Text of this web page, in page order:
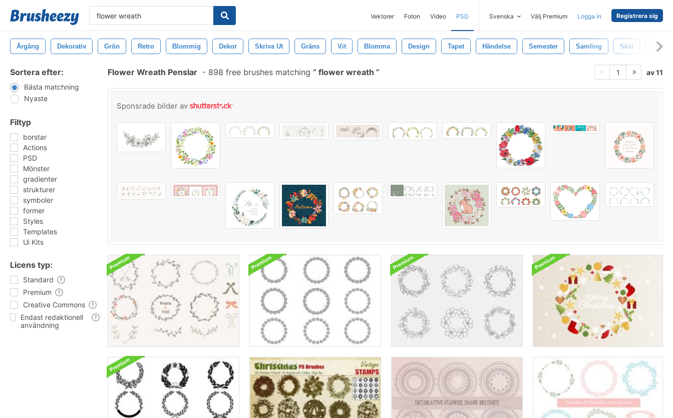
Vektorer Foton Video PSD Svenska Välj Premium Logga in Registrera sig
Årgång Dekorativ Grön Retro Blommig Dekor Skriva Ut Gräns Vit Blomma Design Tapet Händelse Semester Samling Skål Textur
Sortera efter:
Bästa matchning
Nyaste
Filtyp
borstar
Actions
PSD
Mönster
gradienter
strukturer
symboler
former
Styles
Templates
Ui Kits
Licens typ:
Standard
Premium
Creative Commons
Endast redaktionell
användning
Flower Wreath Penslar - 898 free brushes matching flower wreath 1 av 11
Sponsrade bilder av